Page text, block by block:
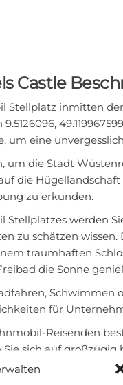
Castle
Stellplatz inmitten
um eine
um die Stadt
die
zu erkunden.
Stellplatzes werden
zu schätzen wissen.
traumhaften
die Sonne
für
Reisenden
sich auf großzügig
die Ihren